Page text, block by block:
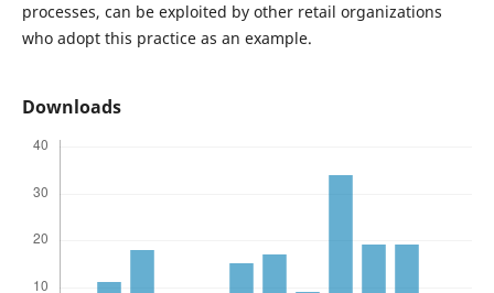
processes, can be exploited by other retail organizations
who adopt this practice as an example.
Downloads